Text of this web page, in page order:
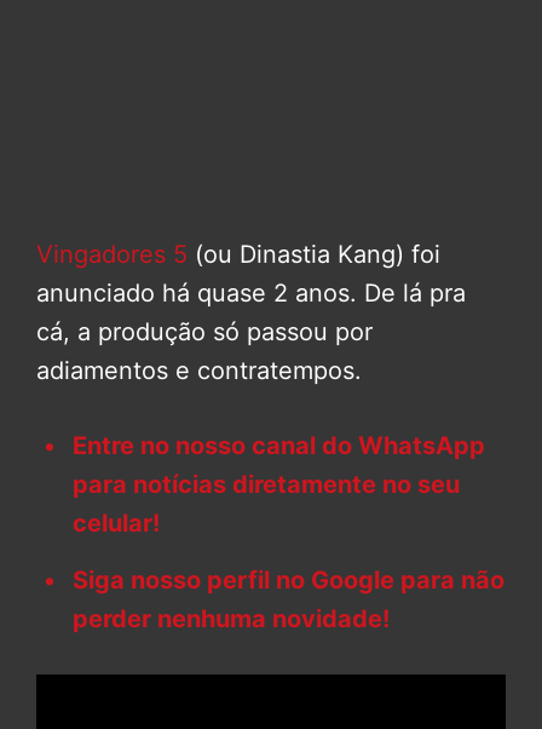
Vingadores 5 (ou Dinastia Kang) foi
anunciado há quase 2 anos. De lá pra
cá, a produção só passou por
adiamentos e contratempos.
Entre no nosso canal do WhatsApp
para notícias diretamente no seu
celular!
Siga nosso perfil no Google para não
perder nenhuma novidade!